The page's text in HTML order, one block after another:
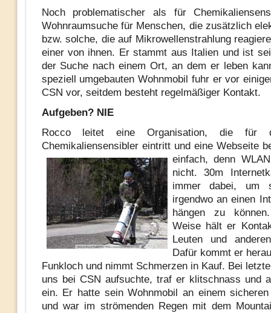
Noch problematischer als für
Wohnraumsuche für Menschen, die zusätzlich
bzw. solche, die auf Mikrowellenstrahlung
einer von ihnen. Er stammt aus Italien und ist
der Suche nach einem Ort, an dem er leben
speziell umgebauten Wohnmobil fuhr er vor
CSN vor, seitdem besteht regelmäßiger Kontakt.
Aufgeben? NIE
Rocco leitet eine Organisation, die für
Chemikaliensensibler eintritt und eine Webseite
einfach, denn
nicht. 30m
immer dabei, um
irgendwo an einen
hängen zu
Weise hält er
Leuten und
Dafür kommt er
Funkloch und nimmt Schmerzen in Kauf. Bei
uns bei CSN aufsuchte, traf er klitschnass und
ein. Er hatte sein Wohnmobil an einem
und war im strömenden Regen mit dem